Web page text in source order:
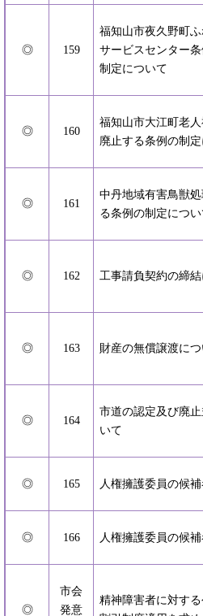
◎ 159
福知山市夜久野町
サービスセンター
制定について
◎ 160
福知山市大江町老
廃止する条例の制
◎ 161
中丹地域有害鳥獣
る条例の制定につい
◎ 162 工事請負契約の締
◎ 163 財産の無償譲渡に
◎ 164
市道の認定及び廃
いて
◎ 165 人権擁護委員の候
◎ 166 人権擁護委員の候
◎
市会
発意
精神障害者に対す